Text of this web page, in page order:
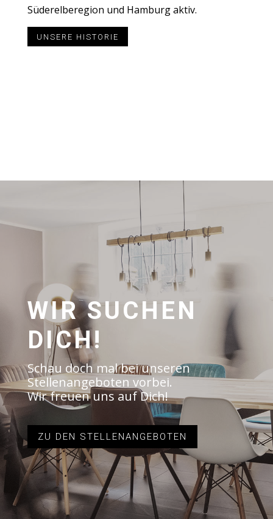
Süderelberegion und Hamburg aktiv.
UNSERE HISTORIE
WIR SUCHEN
DICH!
Schau doch mal bei unseren
Stellenangeboten vorbei.
Wir freuen uns auf Dich!
ZU DEN STELLENANGEBOTEN